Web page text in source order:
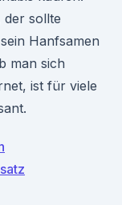
der sollte
Hanfsamen
man sich
ist für viele